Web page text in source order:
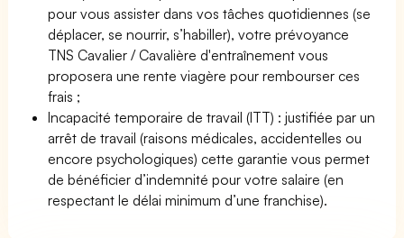
pour vous assister dans vos tâches quotidiennes (se
déplacer, se nourrir, s’habiller), votre prévoyance
TNS Cavalier / Cavalière d'entraînement vous
proposera une rente viagère pour rembourser ces
frais ;
Incapacité temporaire de travail (ITT) : justifiée par un
arrêt de travail (raisons médicales, accidentelles ou
encore psychologiques) cette garantie vous permet
de bénéficier d’indemnité pour votre salaire (en
respectant le délai minimum d’une franchise).